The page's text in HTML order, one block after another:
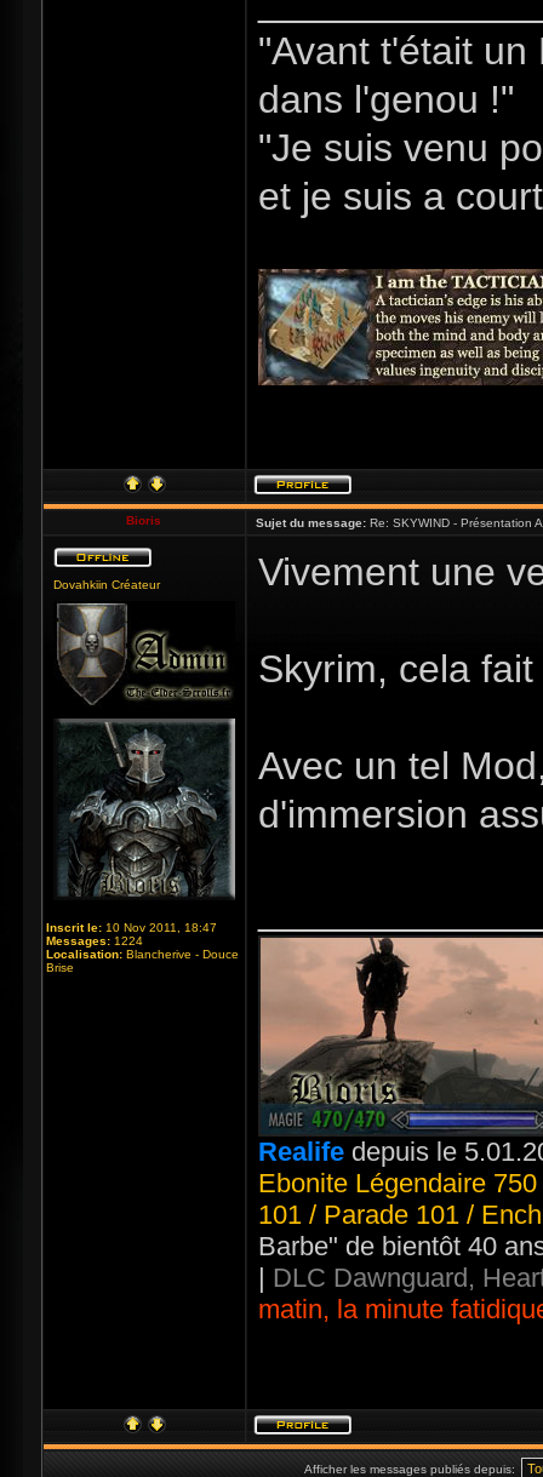
"Avant t'était
dans l'genou !"
"Je suis venu
et je suis a
Bioris Sujet du message: Re: SKYWIND - Présentation
Dovahkiin Créateur
Inscrit le: 10 Nov 2011, 18:47
Messages: 1224
Localisation: Blancherive - Douce
Brise
Vivement une
Skyrim, cela
Avec un tel
d'immersion
Realife depuis le
Ebonite Légendaire
101 / Parade 101 /
Barbe" de bientôt 40
| DLC Dawnguard,
matin, la minute
Afficher les messages publiés depuis: